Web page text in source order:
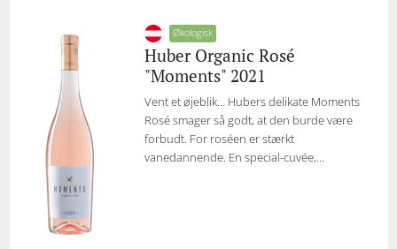
Økologisk
Huber Organic Rosé
"Moments" 2021
Vent et øjeblik… Hubers delikate Moments
Rosé smager så godt, at den burde være
forbudt. For roséen er stærkt
vanedannende. En special-cuvée,...